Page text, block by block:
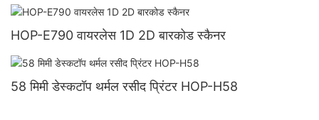
HOP-E790 वायरलेस 1D 2D बारकोड स्कैनर
58 मिमी डेस्कटॉप थर्मल रसीद प्रिंटर HOP-H58